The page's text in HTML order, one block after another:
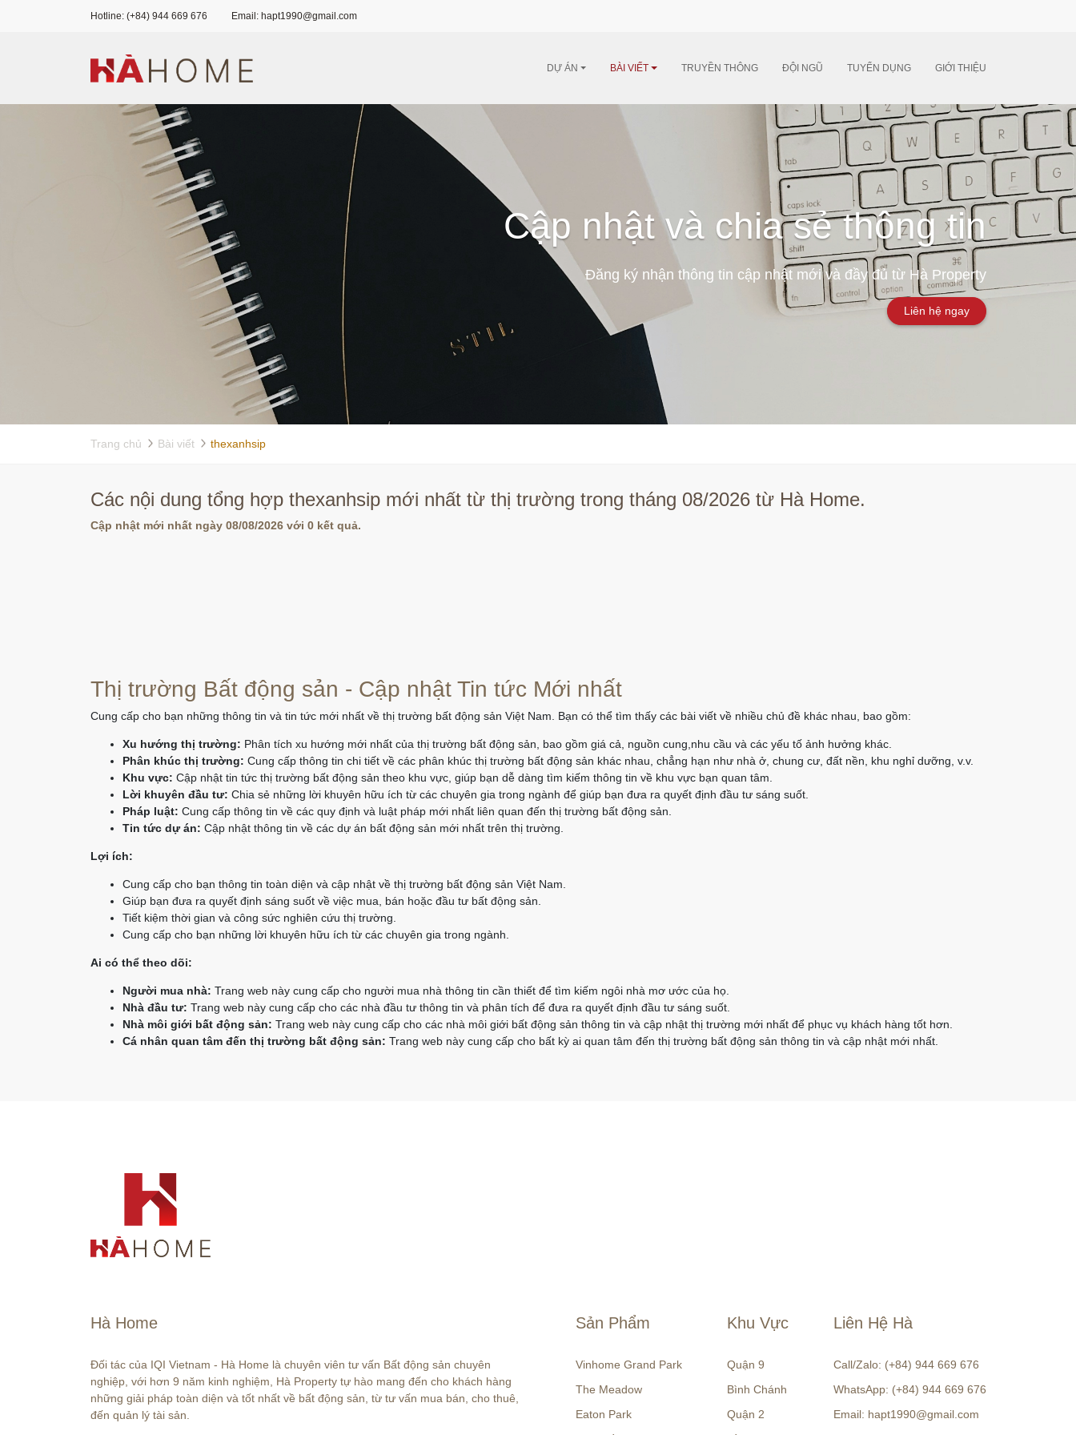
Hotline: (+84) 944 669 676 Email: hapt1990@gmail.com
DỰ ÁN BÀI VIẾT TRUYỀN THÔNG ĐỘI NGŨ TUYỂN DỤNG GIỚI THIỆU
Cập nhật và chia sẻ thông tin
Đăng ký nhận thông tin cập nhật mới và đầy đủ từ Hà Property
Liên hệ ngay
Trang chủ Bài viết thexanhsip
Các nội dung tổng hợp thexanhsip mới nhất từ thị trường trong tháng 08/2026 từ Hà Home.
Cập nhật mới nhất ngày 08/08/2026 với 0 kết quả.
Thị trường Bất động sản - Cập nhật Tin tức Mới nhất
Cung cấp cho bạn những thông tin và tin tức mới nhất về thị trường bất động sản Việt Nam. Bạn có thể tìm thấy các bài viết về nhiều chủ đề khác nhau, bao gồm:
Xu hướng thị trường: Phân tích xu hướng mới nhất của thị trường bất động sản, bao gồm giá cả, nguồn cung,nhu cầu và các yếu tố ảnh hưởng khác.
Phân khúc thị trường: Cung cấp thông tin chi tiết về các phân khúc thị trường bất động sản khác nhau, chẳng hạn như nhà ở, chung cư, đất nền, khu nghỉ dưỡng, v.v.
Khu vực: Cập nhật tin tức thị trường bất động sản theo khu vực, giúp bạn dễ dàng tìm kiếm thông tin về khu vực bạn quan tâm.
Lời khuyên đầu tư: Chia sẻ những lời khuyên hữu ích từ các chuyên gia trong ngành để giúp bạn đưa ra quyết định đầu tư sáng suốt.
Pháp luật: Cung cấp thông tin về các quy định và luật pháp mới nhất liên quan đến thị trường bất động sản.
Tin tức dự án: Cập nhật thông tin về các dự án bất động sản mới nhất trên thị trường.
Lợi ích:
Cung cấp cho bạn thông tin toàn diện và cập nhật về thị trường bất động sản Việt Nam.
Giúp bạn đưa ra quyết định sáng suốt về việc mua, bán hoặc đầu tư bất động sản.
Tiết kiệm thời gian và công sức nghiên cứu thị trường.
Cung cấp cho bạn những lời khuyên hữu ích từ các chuyên gia trong ngành.
Ai có thể theo dõi:
Người mua nhà: Trang web này cung cấp cho người mua nhà thông tin cần thiết để tìm kiếm ngôi nhà mơ ước của họ.
Nhà đầu tư: Trang web này cung cấp cho các nhà đầu tư thông tin và phân tích để đưa ra quyết định đầu tư sáng suốt.
Nhà môi giới bất động sản: Trang web này cung cấp cho các nhà môi giới bất động sản thông tin và cập nhật thị trường mới nhất để phục vụ khách hàng tốt hơn.
Cá nhân quan tâm đến thị trường bất động sản: Trang web này cung cấp cho bất kỳ ai quan tâm đến thị trường bất động sản thông tin và cập nhật mới nhất.
Hà Home
Đối tác của IQI Vietnam - Hà Home là chuyên viên tư vấn Bất động sản chuyên
nghiệp, với hơn 9 năm kinh nghiệm, Hà Property tự hào mang đến cho khách hàng
những giải pháp toàn diện và tốt nhất về bất động sản, từ tư vấn mua bán, cho thuê,
đến quản lý tài sản.
Sản Phẩm
Vinhome Grand Park
The Meadow
Eaton Park
Khu Vực
Quận 9
Bình Chánh
Quận 2
Liên Hệ Hà
Call/Zalo: (+84) 944 669 676
WhatsApp: (+84) 944 669 676
Email: hapt1990@gmail.com